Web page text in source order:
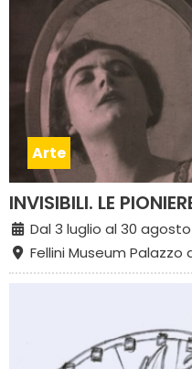
Arte
INVISIBILI. LE
Dal 3 luglio al 30 agosto
Fellini Museum Palazzo